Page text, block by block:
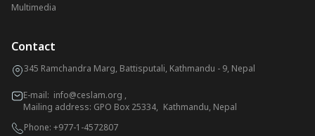
Multimedia
Contact
345 Ramchandra Marg, Battisputali, Kathmandu - 9, Nepal
E-mail: info@ceslam.org ,
Mailing address: GPO Box 25334, Kathmandu, Nepal
Phone: +977-1-4572807